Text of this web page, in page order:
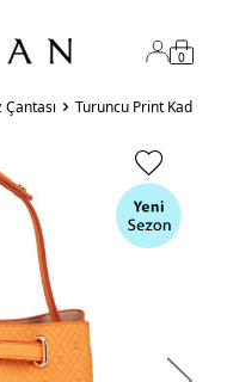
0
Çantası Turuncu Print Kadın